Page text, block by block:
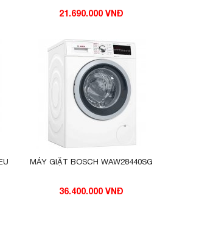
21.690.000 VNĐ
MÁY GIẶT BOSCH WAW28440SG
36.400.000 VNĐ